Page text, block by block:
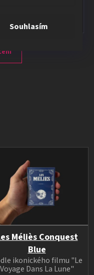
Souhlasím
Méliès Conquest
Blue
ikonického filmu "Le
Voyage Dans La Lune"